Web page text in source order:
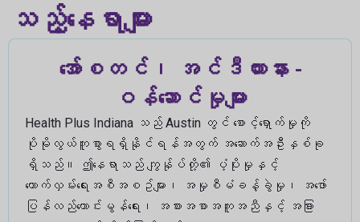
သည့်နေရာများ
အော်စတင်၊ အင်ဒီယားနား -
ဝန်ဆောင်မှုများ
Health Plus Indiana သည် Austin တွင် စောင့်ရှောက်မှုကို
ပိုမိုလွယ်ကူစွာရရှိနိုင်ရန်အတွက် အဆောက်အဦးနှစ်ခု
ရှိသည်။ ဤနေရာသည် ကျွန်ုပ်တို့၏ ပံ့ပိုးမှုနှင့်
ထောက်လှမ်းရေးအစီအစဥ်များ၊ အမှုစီမံခန့်ခွဲမှု၊ အဖော်
ပြန်လည်ကောင်းမွန်ရေး၊ အစားအစာအကူအညီနှင့် အခြား